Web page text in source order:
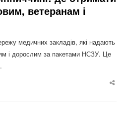
ветеранам і
медичних закладів, які надають
і дорослим за пакетами НСЗУ. Це